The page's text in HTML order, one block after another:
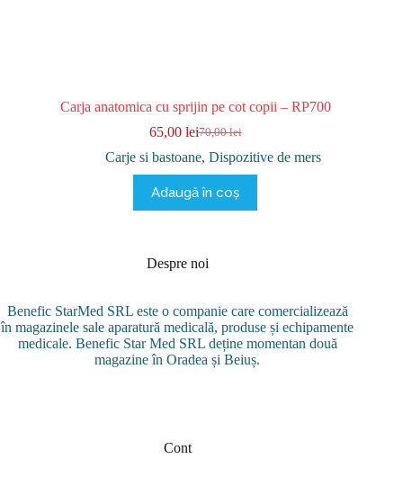
Carja anatomica cu sprijin pe cot copii – RP700
70,00lei
Prețul
inițial
a
fost:
70,00 lei.
65,00 leiPrețul
curent
este:
65,00 lei.
Carje si bastoane,Dispozitive de mers
Adaugă în coș
Despre noi
Benefic StarMed SRL este o companie care comercializează
în magazinele sale aparatură medicală, produse și echipamente
medicale. Benefic Star Med SRL deține momentan două
magazine în Oradea și Beiuș.
Cont